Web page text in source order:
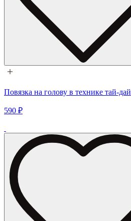
Повязка на голову в технике тай-дай
590 ₽